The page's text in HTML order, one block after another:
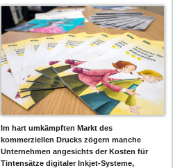
Im hart umkämpften Markt des
kommerziellen Drucks zögern manche
Unternehmen angesichts der Kosten für
Tintensätze digitaler Inkjet-Systeme,